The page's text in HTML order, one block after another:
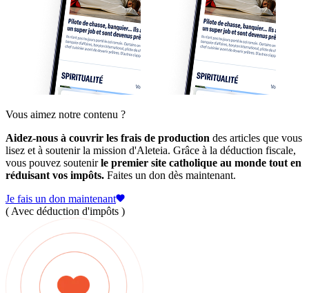
Vous aimez notre contenu ?
Aidez-nous à couvrir les frais de production des articles que vous
lisez et à soutenir la mission d'Aleteia. Grâce à la déduction fiscale,
vous pouvez soutenirle premier site catholique au monde tout en
réduisant vos impôts. Faites un don dès maintenant.
Je fais un don maintenant
( Avec déduction d'impôts )